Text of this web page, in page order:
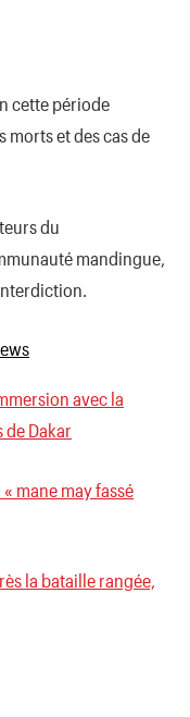
cette période
morts et des cas de
du
mandingue,
avec la
Dakar
mane may fassé
la bataille rangée,